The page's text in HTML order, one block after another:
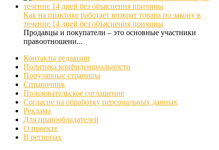
Как на практике работает возврат товара по закону в
течение 14 дней без объяснения причины
Продавцы и покупатели – это основные участники
правоотношени...
Контакты редакции
Политика конфиденциальности
Популярные страницы
Справочник
Пользовательское соглашение
Согласие на обработку персональных данных
Реклама
Для правообладателей
О проекте
В регионах